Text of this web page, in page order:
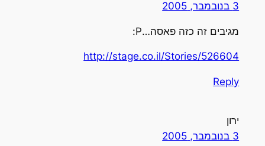
3 בנובמבר, 2005
מגיבים זה כזה פאסה…P:
http://stage.co.il/Stories/526604
Reply
ירון
3 בנובמבר, 2005